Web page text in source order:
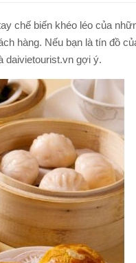
PHÚ QUỐC
chế biến khéo léo của
hàng. Nếu bạn là tín đồ
daivietourist.vn gợi ý.